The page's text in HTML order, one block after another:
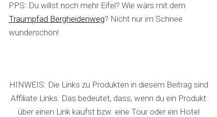
PPS: Du willst noch mehr Eifel? Wie wärs mit dem
Traumpfad Bergheidenweg? Nicht nur im Schnee
wunderschön!
HINWEIS: Die Links zu Produkten in diesem Beitrag sind
Affiliate Links. Das bedeutet, dass, wenn du ein Produkt
über einen Link kaufst bzw. eine Tour oder ein Hotel